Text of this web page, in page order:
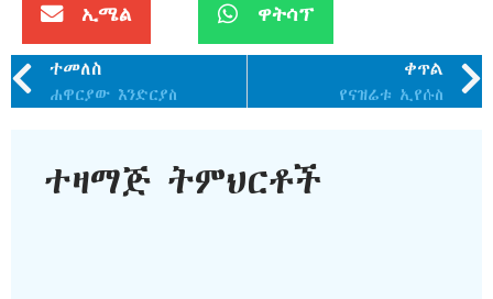
ኢሜል ዋትሳፕ
ተመለስ
ሐዋርያው እንድርያስ
ቀጥል
የናዝሬቱ ኢየሱስ
ተዛማጅ ትምህርቶች